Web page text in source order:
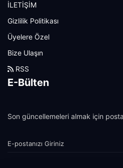
İLETİŞİM
Gizlilik Politikası
Üyelere Özel
Bize Ulaşın
RSS
E-Bülten
Son güncellemeleri almak için